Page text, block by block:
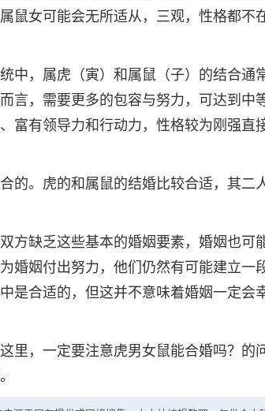
鼠女可能会无所适从，三观，性格都不
中，属虎（寅）和属鼠（子）的结合通
言，需要更多的包容与努力，可达到中
富有领导力和行动力，性格较为刚强直
的。虎的和属鼠的结婚比较合适，其二
方缺乏这些基本的婚姻要素，婚姻也可
婚姻付出努力，他们仍然有可能建立一
是合适的，但这并不意味着婚姻一定会
里，一定要注意虎男女鼠能合婚吗？的